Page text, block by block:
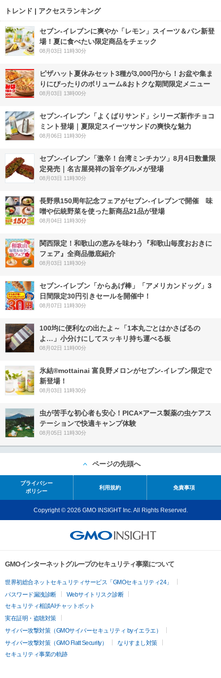
トレンド | アクセスランキング
セブン‐イレブンに爽やか「レモン」スイーツ＆パン新登
場！夏に食べたい限定商品をチェック
08月03日 11時30分
ピザハット夏休みセット3種が3,000円から！お盆や集ま
りにぴったりのボリューム&おトクな期間限定メニュー
08月03日 13時00分
セブン‐イレブン「よくばりサンド」シリーズ新作チョコ
ミント登場｜夏限定スイーツサンドの爽快な魅力
08月06日 11時30分
セブン-イレブン「激辛！台湾ミンチカツ」8月4日数量限
定発売｜名古屋発祥の旨辛グルメが登場
08月03日 11時30分
長野県150周年記念フェアがセブン-イレブンで開催 味
噌や伝統野菜を使った新商品21品が登場
08月04日 11時30分
関西限定！和歌山の恵みを味わう『和歌山毎度おおきに
フェア』全商品徹底紹介
08月03日 11時30分
セブン‐イレブン「からあげ棒」「アメリカンドッグ」3
日間限定30円引きセールを開催中！
08月07日 11時30分
100均に便利なの出たよ～「1本丸ごとはかさばるの
よ…」小分けにしてスッキリ持ち運べる板
08月02日 11時00分
氷結®mottainai 富良野メロンがセブン‐イレブン限定で
新登場！
08月03日 11時30分
虫が苦手な初心者も安心！PICA×アース製薬の虫ケアス
テーションで快適キャンプ体験
08月05日 11時30分
ページの先頭へ
プライバシー
ポリシー
利用規約 免責事項
Copyright © 2026 GMO INSIGHT Inc. All Rights Reserved.
GMOインターネットグループのセキュリティ事業について
世界初総合ネットセキュリティサービス「GMOセキュリティ24」
パスワード漏洩診断
Webサイトリスク診断
セキュリティ相談AIチャットボット
実在証明・盗聴対策
サイバー攻撃対策（GMOサイバーセキュリティ byイエラエ）
サイバー攻撃対策（GMO Flatt Security）
なりすまし対策
セキュリティ事業の軌跡